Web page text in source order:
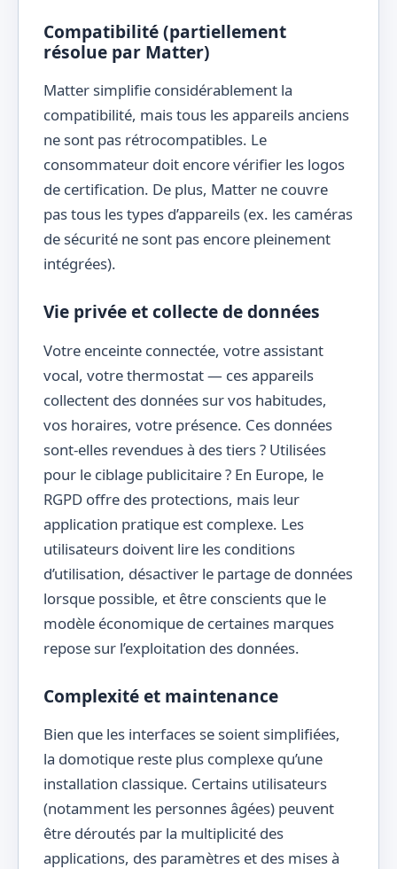
Compatibilité (partiellement
résolue par Matter)
Matter simplifie considérablement la
compatibilité, mais tous les appareils anciens
ne sont pas rétrocompatibles. Le
consommateur doit encore vérifier les logos
de certification. De plus, Matter ne couvre
pas tous les types d’appareils (ex. les caméras
de sécurité ne sont pas encore pleinement
intégrées).
Vie privée et collecte de données
Votre enceinte connectée, votre assistant
vocal, votre thermostat — ces appareils
collectent des données sur vos habitudes,
vos horaires, votre présence. Ces données
sont-elles revendues à des tiers ? Utilisées
pour le ciblage publicitaire ? En Europe, le
RGPD offre des protections, mais leur
application pratique est complexe. Les
utilisateurs doivent lire les conditions
d’utilisation, désactiver le partage de données
lorsque possible, et être conscients que le
modèle économique de certaines marques
repose sur l’exploitation des données.
Complexité et maintenance
Bien que les interfaces se soient simplifiées,
la domotique reste plus complexe qu’une
installation classique. Certains utilisateurs
(notamment les personnes âgées) peuvent
être déroutés par la multiplicité des
applications, des paramètres et des mises à